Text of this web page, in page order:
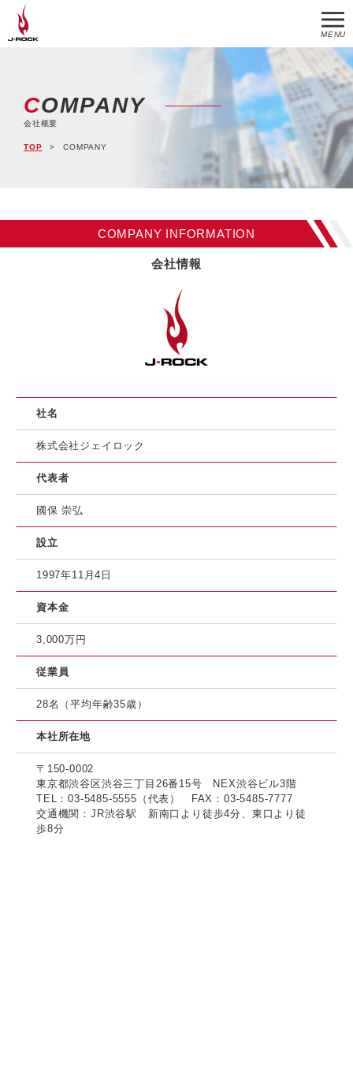
MENU
COMPANY
会社概要
TOP COMPANY
COMPANY INFORMATION
会社情報
社名
株式会社ジェイロック
代表者
國保 崇弘
設立
1997年11月4日
資本金
3,000万円
従業員
28名（平均年齢35歳）
本社所在地
〒150-0002
東京都渋谷区渋谷三丁目26番15号 NEX渋谷ビル3階
TEL：03-5485-5555（代表） FAX：03-5485-7777
交通機関：JR渋谷駅 新南口より徒歩4分、東口より徒
歩8分